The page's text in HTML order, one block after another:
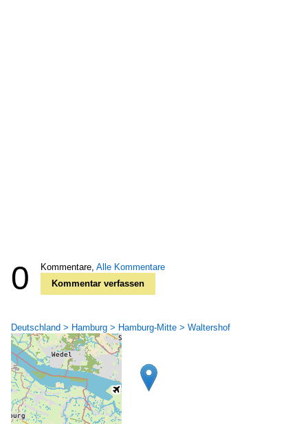
0 Kommentare, Alle Kommentare
Kommentar verfassen
Deutschland > Hamburg > Hamburg-Mitte > Waltershof